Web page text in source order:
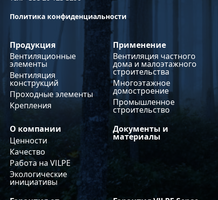
Политика конфиденциальности
Продукция
Вентиляционные
элементы
Вентиляция
конструкций
Проходные элементы
Крепления
Применение
Вентиляция частного
дома и малоэтажного
строительства
Многоэтажное
домостроение
Промышленное
строительство
О компании
Ценности
Качество
Работа на VILPE
Экологические
инициативы
Документы и
материалы